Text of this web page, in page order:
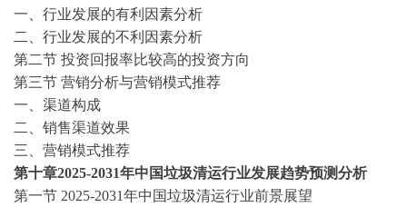
一、行业发展的有利因素分析
二、行业发展的不利因素分析
第二节 投资回报率比较高的投资方向
第三节 营销分析与营销模式推荐
一、渠道构成
二、销售渠道效果
三、营销模式推荐
第十章2025-2031年中国垃圾清运行业发展趋势预测分析
第一节 2025-2031年中国垃圾清运行业前景展望